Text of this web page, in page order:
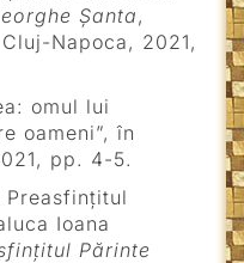
Șanta,
Napoca, 2021,
omul lui
oameni”, în
pp. 4-5.
Preasfințitul
Ioana
Părinte